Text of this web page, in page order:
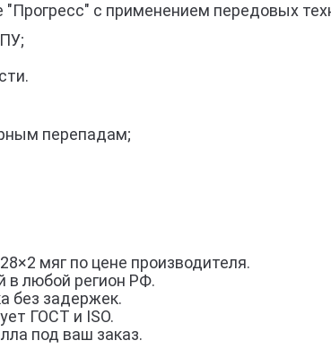
с применением передовых
перепадам;
мяг по цене производителя.
в любой регион РФ.
без задержек.
ГОСТ и ISO.
под ваш заказ.